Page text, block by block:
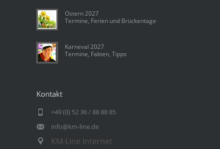
Ostern 2027
Termine, Ferien und Brückentage
Karneval 2027
Termine, Fakten, Tipps
Kontakt
+49 (0) 52 36 / 88 88 85
info@km-line.de
KM-Line Internet